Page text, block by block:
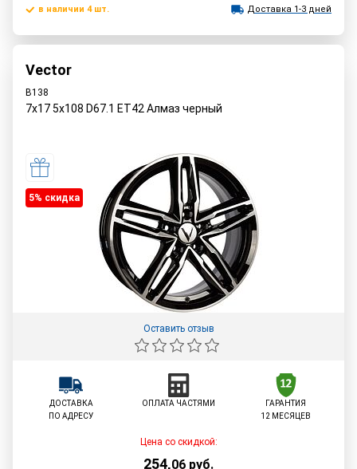
в наличии 4 шт. Доставка 1-3 дней
Vector
B138
7x17 5x108 D67.1 ET42 Алмаз черный
5% cкидка
Оставить отзыв
ДОСТАВКА
ПО АДРЕСУ
ОПЛАТА ЧАСТЯМИ
ГАРАНТИЯ
12 МЕСЯЦЕВ
Цена со скидкой:
254,06 руб.